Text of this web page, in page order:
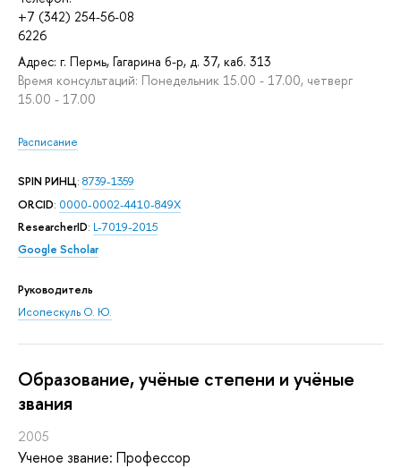
+7 (342) 254-56-08
6226
Адрес: г. Пермь, Гагарина б-р, д. 37, каб. 313
Время консультаций: Понедельник 15.00 - 17.00, четверг
15.00 - 17.00
Расписание
SPIN РИНЦ: 8739-1359
ORCID: 0000-0002-4410-849X
ResearcherID: L-7019-2015
Google Scholar
Руководитель
Исопескуль О. Ю.
Oбразование, учёные степени и учёные
звания
2005
Ученое звание: Профессор